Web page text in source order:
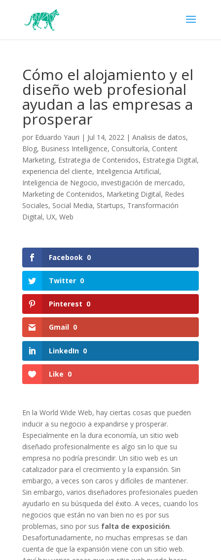
Cómo el alojamiento y el
diseño web profesional
ayudan a las empresas a
prosperar
por Eduardo Yauri | Jul 14, 2022| Analisis de datos,
Blog, Business Intelligence, Consultoría, Content
Marketing, Estrategia de Contenidos, Estrategia Digital,
experiencia del cliente, Inteligencia Artificial,
Inteligencia de Negocio, investigación de mercado,
Marketing de Contenidos, Marketing Digital, Redes
Sociales, Social Media, Startups, Transformación
Digital, UX, Web
Facebook 0
Twitter 0
Pinterest 0
Gmail 0
LinkedIn 0
Like 0
En la World Wide Web, hay ciertas cosas que pueden
inducir a su negocio a expandirse y prosperar.
Especialmente en la dura economía, un sitio web
diseñado profesionalmente es algo sin lo que su
empresa no podría prescindir. Un sitio web es un
catalizador para el crecimiento y la expansión. Sin
embargo, a veces son caros y difíciles de mantener.
Sin embargo, varios diseñadores profesionales pueden
ayudarlo en su búsqueda del éxito. A veces, cuando los
negocios que están no van bien no es por sus
problemas, sino por sus falta de exposición.
Desafortunadamente, no muchas empresas se dan
cuenta de que la expansión viene con un sitio web.